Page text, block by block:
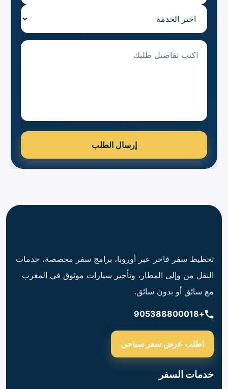
اختر الخدمة
تفاصيل الطلب
إرسال الطلب
تخطيط سفر فاخر عبر أوروبا، برامج سفر مخصصة، خدمات
النقل من وإلى المطار، وتأجير سيارات موثوق في المغرب
مع سائق أو بدون سائق.
+905388800018
اطلب عرض سعر سياحي
خدمات السفر